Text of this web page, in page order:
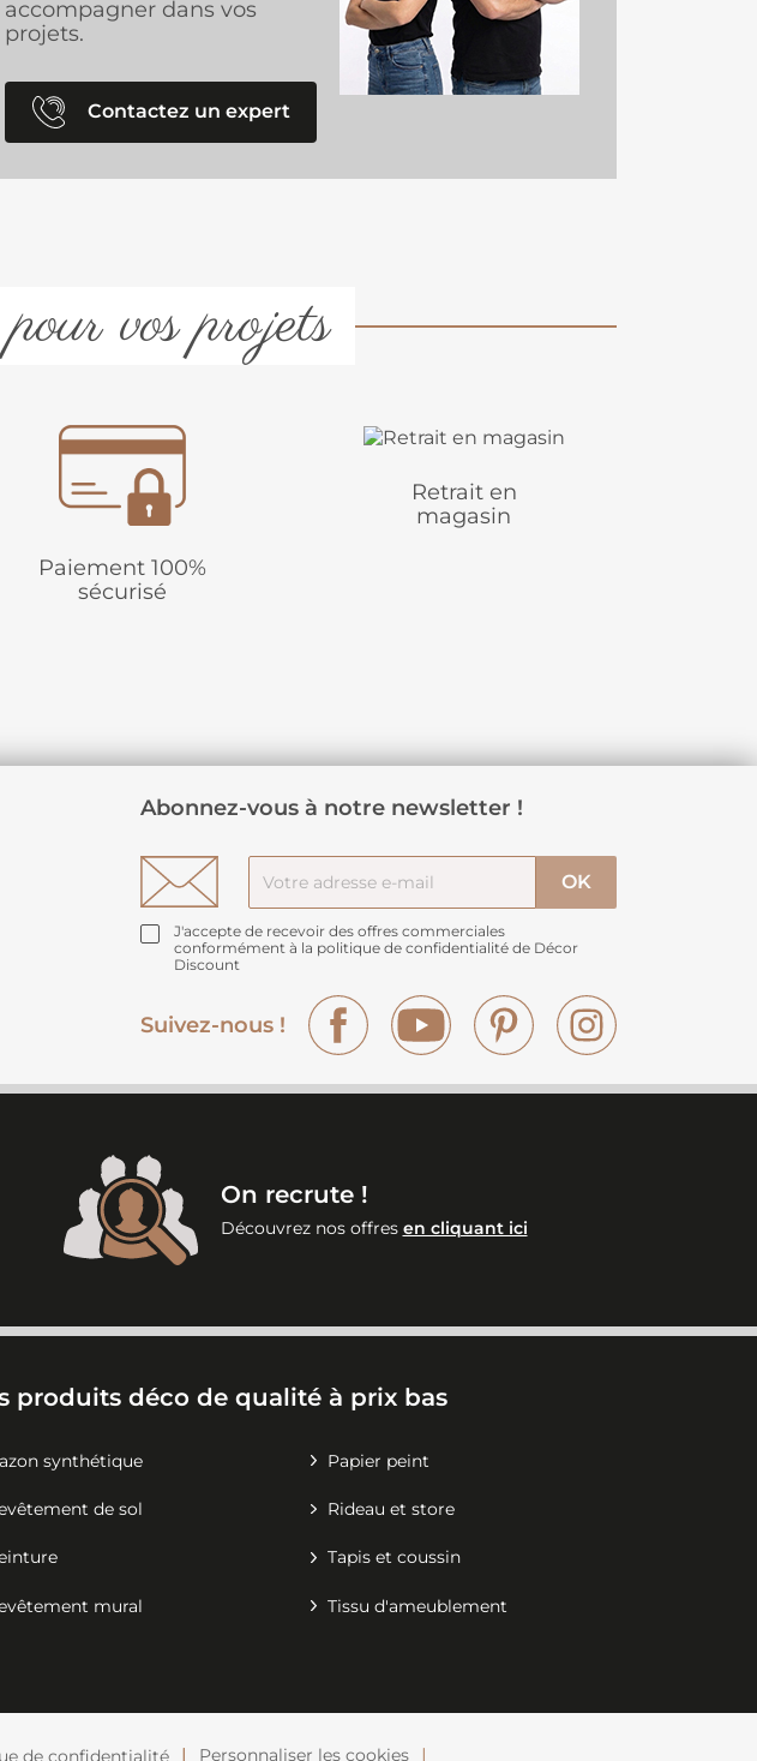
accompagner dans vos
projets.
Contactez un expert
vos projets
Paiement 100%
sécurisé
Retrait en
magasin
Abonnez-vous à notre newsletter !
J'accepte de recevoir des offres commerciales
conformément à la politique de confidentialité de Décor
Discount
Suivez-nous !
Facebook YouTube Pinterest
On recrute !
Découvrez nos offres en cliquant ici
produits déco de qualité à prix bas
synthétique Papier peint
de sol Rideau et store
Tapis et coussin
mural Tissu d'ameublement
de confidentialité Personnaliser les cookies